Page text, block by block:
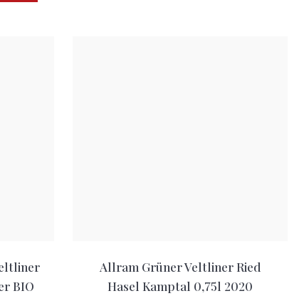
BIO
Allram Grüner Veltliner Ried
Hasel Kamptal 0,75l 2020